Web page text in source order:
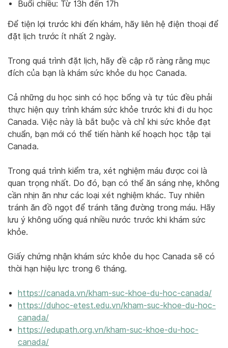
Buổi chiều: Từ 13h đến 17h
Để tiện lợi trước khi đến khám, hãy liên hệ điện thoại để
đặt lịch trước ít nhất 2 ngày.
Trong quá trình đặt lịch, hãy đề cập rõ ràng rằng mục
đích của bạn là khám sức khỏe du học Canada.
Cả những du học sinh có học bổng và tự túc đều phải
thực hiện quy trình khám sức khỏe trước khi đi du học
Canada. Việc này là bắt buộc và chỉ khi sức khỏe đạt
chuẩn, bạn mới có thể tiến hành kế hoạch học tập tại
Canada.
Trong quá trình kiểm tra, xét nghiệm máu được coi là
quan trọng nhất. Do đó, bạn có thể ăn sáng nhẹ, không
cần nhịn ăn như các loại xét nghiệm khác. Tuy nhiên
tránh ăn đồ ngọt để tránh tăng đường trong máu. Hãy
lưu ý không uống quá nhiều nước trước khi khám sức
khỏe.
Giấy chứng nhận khám sức khỏe du học Canada sẽ có
thời hạn hiệu lực trong 6 tháng.
https://canada.vn/kham-suc-khoe-du-hoc-canada/
https://duhoc-etest.edu.vn/kham-suc-khoe-du-hoc-
canada/
https://edupath.org.vn/kham-suc-khoe-du-hoc-
canada/